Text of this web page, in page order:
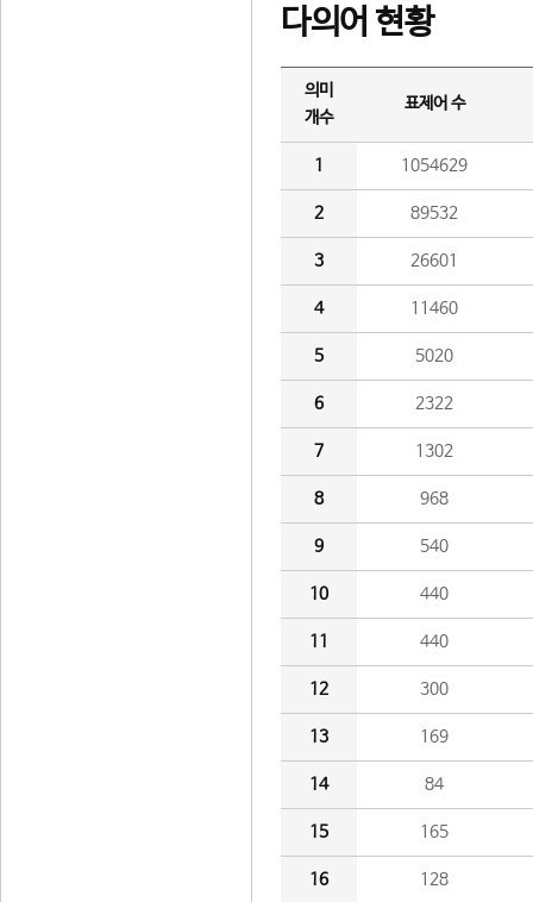
다의어 현황
의미
개수
표제어 수
1 1054629
2 89532
3 26601
4 11460
5 5020
6 2322
7 1302
8 968
9 540
10 440
11 440
12 300
13 169
14 84
15 165
16 128